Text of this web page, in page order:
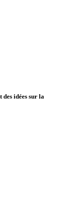
idées sur la